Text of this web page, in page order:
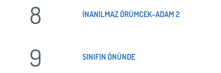
8 İNANILMAZ ÖRÜMCEK-ADAM 2
9 SINIFIN ÖNÜNDE